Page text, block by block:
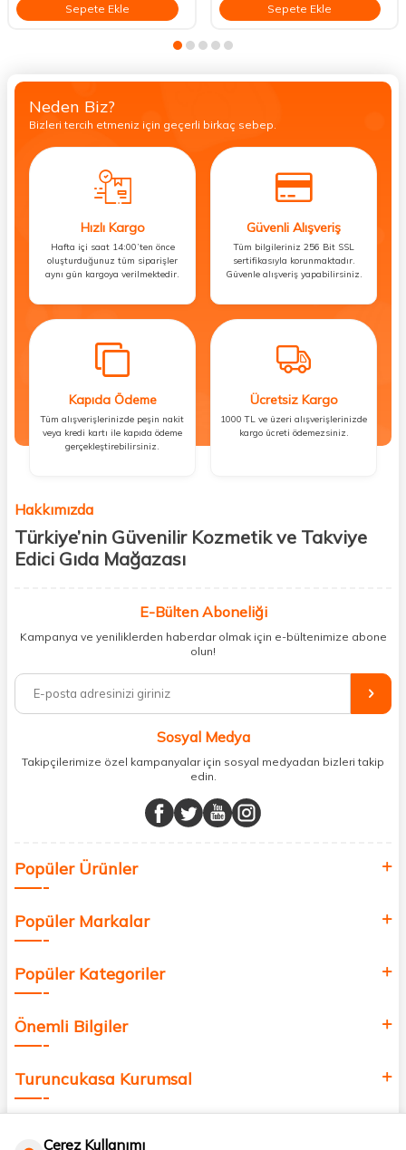
Sepete Ekle Sepete Ekle
Neden Biz?
Bizleri tercih etmeniz için geçerli birkaç sebep.
Hızlı Kargo
Hafta içi saat 14:00’ten önce
oluşturduğunuz tüm siparişler
aynı gün kargoya verilmektedir.
Güvenli Alışveriş
Tüm bilgileriniz 256 Bit SSL
sertifikasıyla korunmaktadır.
Güvenle alışveriş yapabilirsiniz.
Kapıda Ödeme
Tüm alışverişlerinizde peşin nakit
veya kredi kartı ile kapıda ödeme
gerçekleştirebilirsiniz.
Ücretsiz Kargo
1000 TL ve üzeri alışverişlerinizde
kargo ücreti ödemezsiniz.
Hakkımızda
Türkiye’nin Güvenilir Kozmetik ve Takviye
Edici Gıda Mağazası
kişisel bakım hem de takviye edici gıda ürünlerini sizlerle
buluşturuyoruz. Artık mağaza mağaza dolaşmanıza gerek yok;
ihtiyacınız olan her şeyi tek bir çatı altında topluyor ve kapınıza kadar
%100 orijinal kozmetik ve sağlık ürünleriyle güzelliğinizi tamamlayabilir,
vücudunuzu desteklemek için güvenilir takviye edici gıdalara
minerallere kadar binlerce ürünü uygun fiyat ve hızlı kargo avantajıyla
sunuyoruz.
buluşturuyor ve online alışveriş deneyiminizi en iyi hale getiriyoruz.
Sağlık, güzellik ve iyi yaşam için aradığınız her şey burada!
değer katmak için bize katılın!
E-Bülten Aboneliği
Kampanya ve yeniliklerden haberdar olmak için e-bültenimize abone
olun!
Sosyal Medya
Takipçilerimize özel kampanyalar için sosyal medyadan bizleri takip
edin.
Popüler Ürünler
Popüler Markalar
Popüler Kategoriler
Önemli Bilgiler
Turuncukasa Kurumsal
Çerez Kullanımı